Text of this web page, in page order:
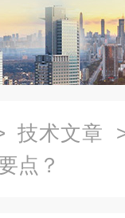
技术文章
点？